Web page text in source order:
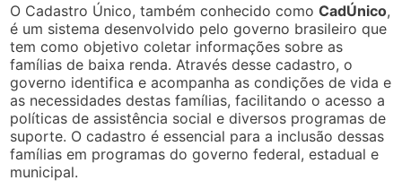
O Cadastro Único, também conhecido comoCadÚnico,
é um sistema desenvolvido pelo governo brasileiro que
tem como objetivo coletar informações sobre as
famílias de baixa renda. Através desse cadastro, o
governo identifica e acompanha as condições de vida e
as necessidades destas famílias, facilitando o acesso a
políticas de assistência social e diversos programas de
suporte. O cadastro é essencial para a inclusão dessas
famílias em programas do governo federal, estadual e
municipal.